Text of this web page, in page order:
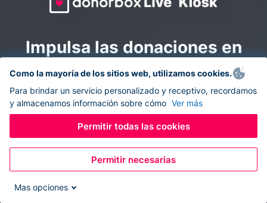
Impulsa las donaciones en
todas partes: combina la
recaudación de fondos en
línea y en el sitio con
Donorbox Live Kiosk.
Convierte tu tableta en un quiosco de donaciones y
recolecta donaciones sin efectivo durante eventos, en
Como la mayoría de los sitios web, utilizamos cookies.
Para brindar un servicio personalizado y receptivo, recordamos
y almacenamos información sobre cómo Ver más
Permitir todas las cookies
Permitir necesarias
Mas opciones